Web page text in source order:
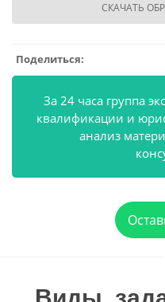
СКАЧАТЬ
Поделиться:
За 24 часа группа
квалификации и
анализ